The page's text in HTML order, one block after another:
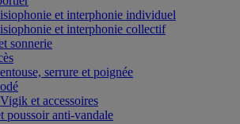
et interphonie individuel
et interphonie collectif
sonnerie
serrure et poignée
et accessoires
poussoir anti-vandale